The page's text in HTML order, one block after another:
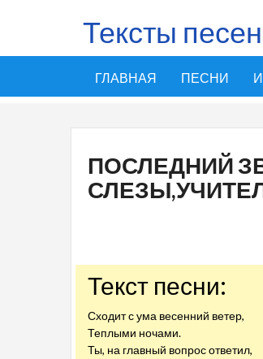
Тексты песен
ГЛАВНАЯ ПЕСНИ
ПОСЛЕДНИЙ
Текст песни:
Сходит с ума весенний ветер,
Теплыми ночами.
Ты, на главный вопрос ответил,